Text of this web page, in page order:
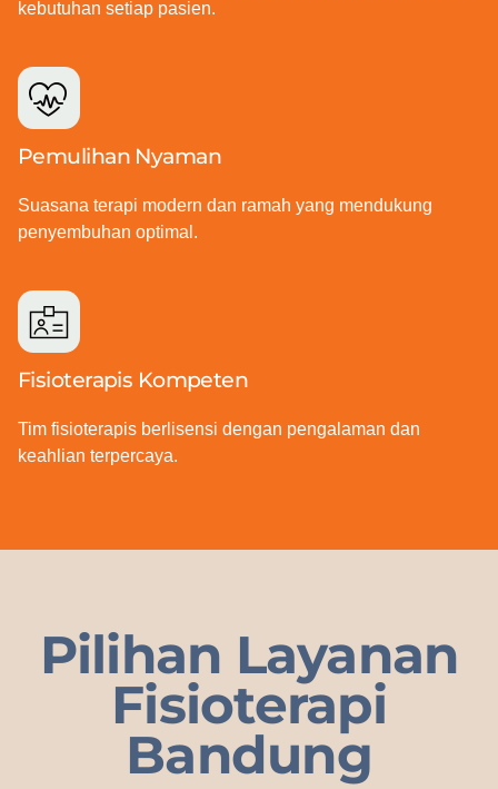
kebutuhan setiap pasien.
Pemulihan Nyaman
Suasana terapi modern dan ramah yang mendukung
penyembuhan optimal.
Fisioterapis Kompeten
Tim fisioterapis berlisensi dengan pengalaman dan
keahlian terpercaya.
Pilihan Layanan
Fisioterapi
Bandung